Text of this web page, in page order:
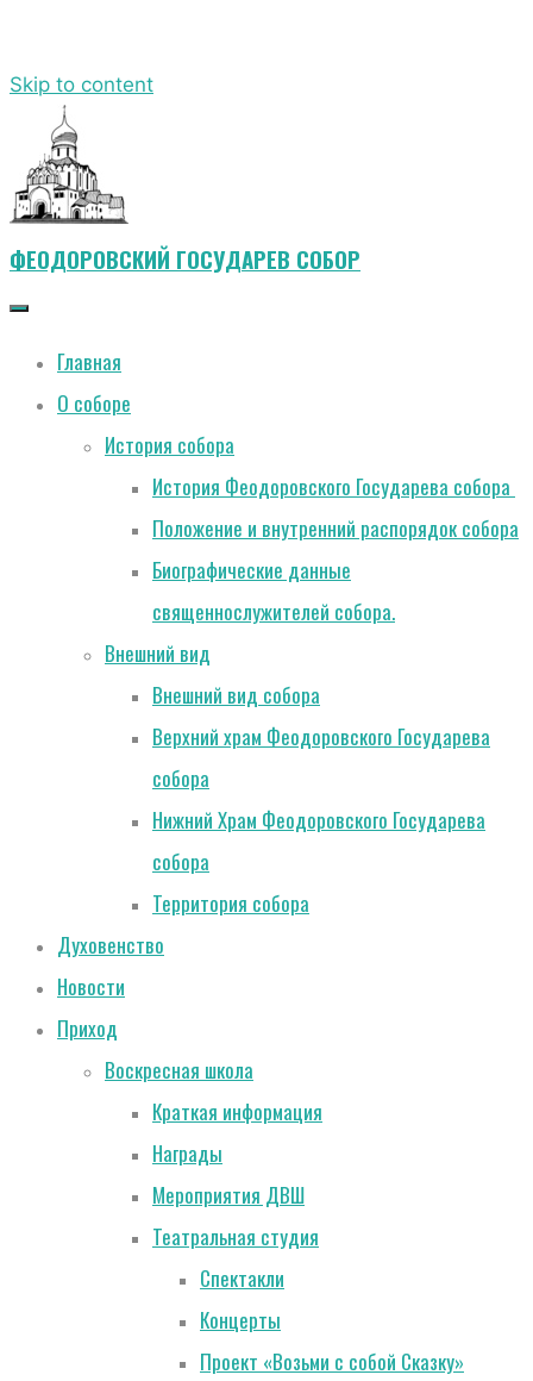
Skip to content
ФЕОДОРОВСКИЙ ГОСУДАРЕВ СОБОР
Главная
О соборе
История собора
История Феодоровского Государева собора
Положение и внутренний распорядок собора
Биографические данные
священнослужителей собора.
Внешний вид
Внешний вид собора
Верхний храм Феодоровского Государева
собора
Нижний Храм Феодоровского Государева
собора
Территория собора
Духовенство
Новости
Приход
Воскресная школа
Краткая информация
Награды
Мероприятия ДВШ
Театральная студия
Спектакли
Концерты
Проект «Возьми с собой Сказку»